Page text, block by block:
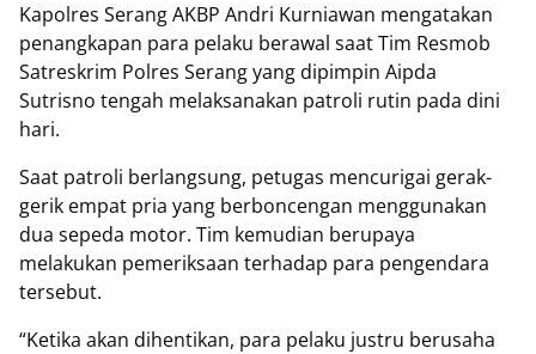
Kapolres Serang AKBP Andri Kurniawan mengatakan
penangkapan para pelaku berawal saat Tim Resmob
Satreskrim Polres Serang yang dipimpin Aipda
Sutrisno tengah melaksanakan patroli rutin pada dini
hari.
Saat patroli berlangsung, petugas mencurigai gerak-
gerik empat pria yang berboncengan menggunakan
dua sepeda motor. Tim kemudian berupaya
melakukan pemeriksaan terhadap para pengendara
tersebut.
“Ketika akan dihentikan, para pelaku justru berusaha